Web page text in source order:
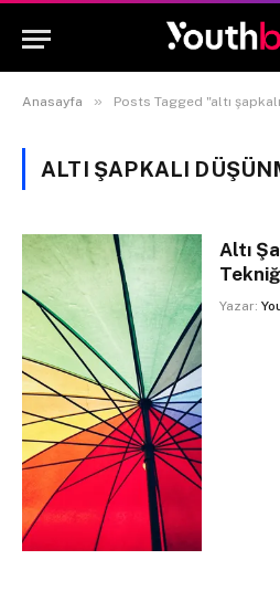
Anasayfa » Posts Tagged "altı
ALTI ŞAPKALI
Altı
Yazar: